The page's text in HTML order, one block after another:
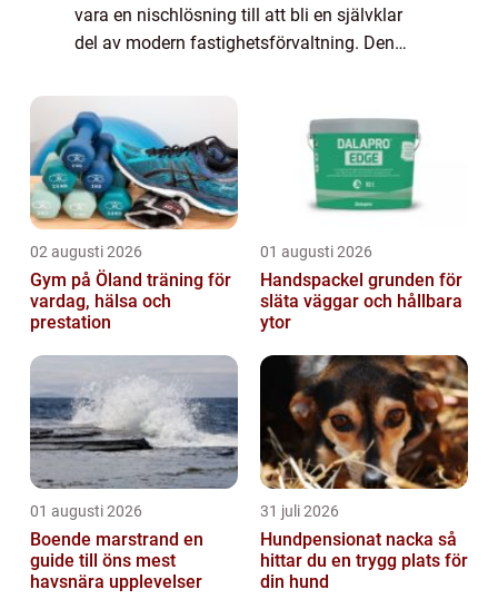
vara en nischlösning till att bli en självklar
del av modern fastighetsförvaltning. Den
02 augusti 2026
Gym på Öland träning för
vardag, hälsa och
prestation
01 augusti 2026
Handspackel grunden för
släta väggar och hållbara
ytor
01 augusti 2026
Boende marstrand en
guide till öns mest
havsnära upplevelser
31 juli 2026
Hundpensionat nacka så
hittar du en trygg plats för
din hund